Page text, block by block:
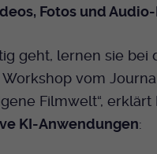
Fotos und
geht, lernen sie bei
vom
Filmwelt“, erklärt
KI-Anwendungen: